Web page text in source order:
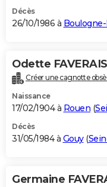
Décès
26/10/1986 à
Odette FAVERAIS
Créer une cagnotte
Naissance
17/02/1904 à Rouen (
Décès
31/05/1984 à Gouy(
Germaine